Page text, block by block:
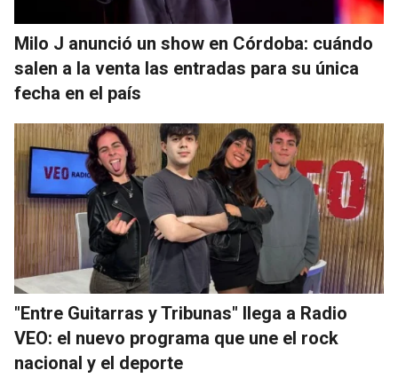
Milo J anunció un show en Córdoba: cuándo
salen a la venta las entradas para su única
fecha en el país
"Entre Guitarras y Tribunas" llega a Radio
VEO: el nuevo programa que une el rock
nacional y el deporte